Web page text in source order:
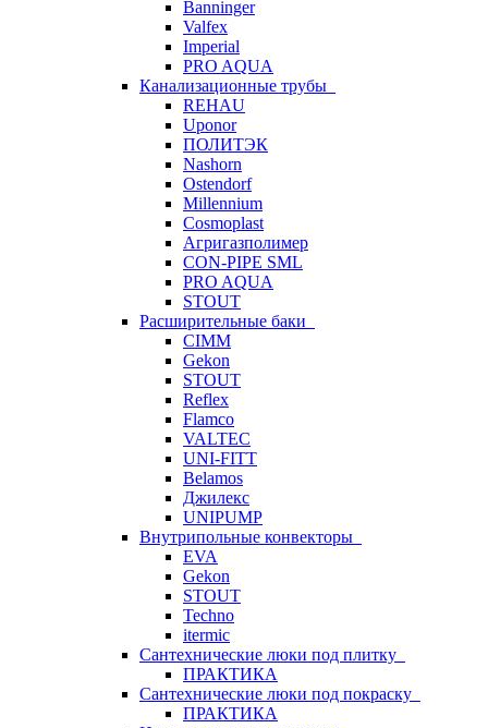
Banninger
Valfex
Imperial
PRO AQUA
Канализационные трубы
REHAU
Uponor
ПОЛИТЭК
Nashorn
Ostendorf
Millennium
Cosmoplast
Агригазполимер
CON-PIPE SML
PRO AQUA
STOUT
Расширительные баки
CIMM
Gekon
STOUT
Reflex
Flamco
VALTEC
UNI-FITT
Belamos
Джилекс
UNIPUMP
Внутрипольные конвекторы
EVA
Gekon
STOUT
Techno
itermic
Сантехнические люки под плитку
ПРАКТИКА
Сантехнические люки под покраску
ПРАКТИКА